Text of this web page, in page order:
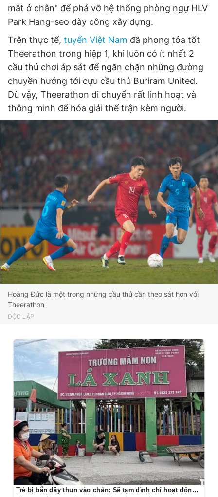
mắt ở chân" để phá vỡ hệ thống phòng ngự HLV
Park Hang-seo dày công xây dựng.
Trên thực tế, tuyển Việt Nam đã phong tỏa tốt
Theerathon trong hiệp 1, khi luôn có ít nhất 2
cầu thủ chơi áp sát để ngăn chặn những đường
chuyền hướng tới cựu cầu thủ Buriram United.
Dù vậy, Theerathon di chuyển rất linh hoạt và
thông minh để hóa giải thế trận kèm người.
Hoàng Đức là một trong những cầu thủ cần theo sát hơn với
Theerathon
ĐỘC LẬP
Trẻ bị bắn dây thun vào chân: Sẽ tạm đình chỉ hoạt động Trường mầm non Lá Xanh